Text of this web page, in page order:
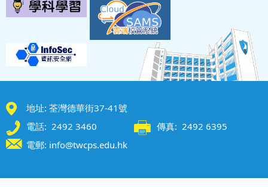
地址: 荃灣德華街37-41號
電話: 2492 3460
傳真: 2492 6395
電郵: info@twcps.edu.hk